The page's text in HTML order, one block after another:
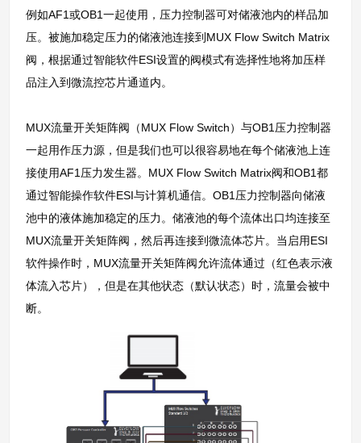
例如AF1或OB1一起使用，压力控制器可对储液池内的样品加
压。被施加稳定压力的储液池连接到MUX Flow Switch Matrix
阀，根据通过智能软件ESI设置的阀模式有选择性地将加压样
品注入到微流控芯片通道内。
MUX流量开关矩阵阀（MUX Flow Switch）与OB1压力控制器
一起用作压力源，但是我们也可以很容易地在每个储液池上连
接使用AF1压力发生器。MUX Flow Switch Matrix阀和OB1都
通过智能操作软件ESI与计算机通信。OB1压力控制器向储液
池中的液体施加稳定的压力。储液池的每个流体出口均连接至
MUX流量开关矩阵阀，然后再连接到微流体芯片。当启用ESI
软件操作时，MUX流量开关矩阵阀允许流体通过（红色表示液
体流入芯片），但是在其他状态（默认状态）时，流量会被中
断。